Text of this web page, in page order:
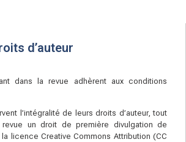
d’auteur
dans la revue adhèrent aux conditions
l’intégralité de leurs droits d’auteur, tout
un droit de première divulgation de
licence Creative Commons Attribution (CC